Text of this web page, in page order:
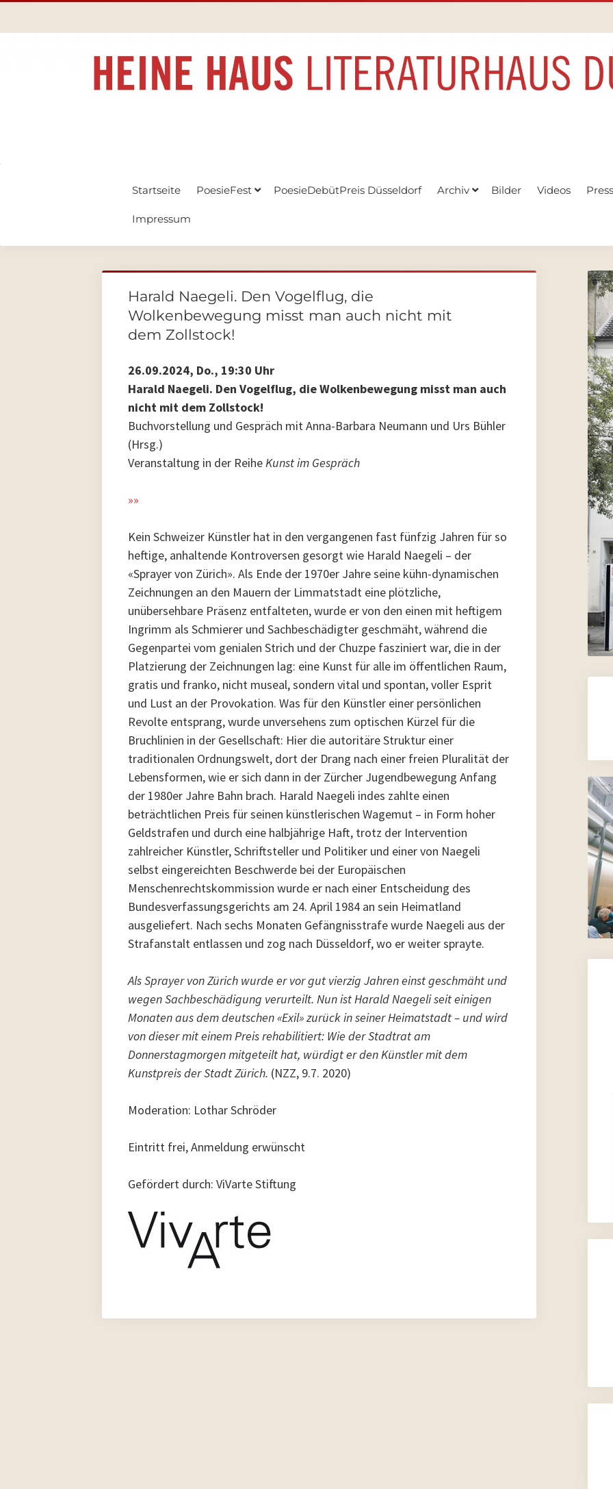
Startseite PoesieFest PoesieDebütPreis Düsseldorf Archiv Bilder Videos
Impressum
Harald Naegeli. Den Vogelflug, die
Wolkenbewegung misst man auch nicht mit
dem Zollstock!
26.09.2024, Do., 19:30 Uhr
Harald Naegeli. Den Vogelflug, die Wolkenbewegung misst man auch
nicht mit dem Zollstock!
Buchvorstellung und Gespräch mit Anna-Barbara Neumann und Urs Bühler
(Hrsg.)
Veranstaltung in der Reihe Kunst im Gespräch
»»
Kein Schweizer Künstler hat in den vergangenen fast fünfzig Jahren für so
heftige, anhaltende Kontroversen gesorgt wie Harald Naegeli – der
«Sprayer von Zürich». Als Ende der 1970er Jahre seine kühn-dynamischen
Zeichnungen an den Mauern der Limmatstadt eine plötzliche,
unübersehbare Präsenz entfalteten, wurde er von den einen mit heftigem
Ingrimm als Schmierer und Sachbeschädigter geschmäht, während die
Gegenpartei vom genialen Strich und der Chuzpe fasziniert war, die in der
Platzierung der Zeichnungen lag: eine Kunst für alle im öffentlichen Raum,
gratis und franko, nicht museal, sondern vital und spontan, voller Esprit
und Lust an der Provokation. Was für den Künstler einer persönlichen
Revolte entsprang, wurde unversehens zum optischen Kürzel für die
Bruchlinien in der Gesellschaft: Hier die autoritäre Struktur einer
traditionalen Ordnungswelt, dort der Drang nach einer freien Pluralität der
Lebensformen, wie er sich dann in der Zürcher Jugendbewegung Anfang
der 1980er Jahre Bahn brach. Harald Naegeli indes zahlte einen
beträchtlichen Preis für seinen künstlerischen Wagemut – in Form hoher
Geldstrafen und durch eine halbjährige Haft, trotz der Intervention
zahlreicher Künstler, Schriftsteller und Politiker und einer von Naegeli
selbst eingereichten Beschwerde bei der Europäischen
Menschenrechtskommission wurde er nach einer Entscheidung des
Bundesverfassungsgerichts am 24. April 1984 an sein Heimatland
ausgeliefert. Nach sechs Monaten Gefängnisstrafe wurde Naegeli aus der
Strafanstalt entlassen und zog nach Düsseldorf, wo er weiter sprayte.
Als Sprayer von Zürich wurde er vor gut vierzig Jahren einst geschmäht und
wegen Sachbeschädigung verurteilt. Nun ist Harald Naegeli seit einigen
Monaten aus dem deutschen «Exil» zurück in seiner Heimatstadt – und wird
von dieser mit einem Preis rehabilitiert: Wie der Stadtrat am
Donnerstagmorgen mitgeteilt hat, würdigt er den Künstler mit dem
Kunstpreis der Stadt Zürich. (NZZ, 9.7. 2020)
Moderation: Lothar Schröder
Eintritt frei, Anmeldung erwünscht
Gefördert durch: ViVarte Stiftung